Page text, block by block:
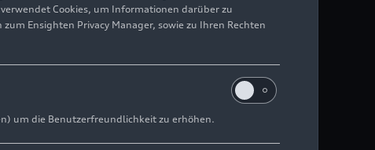
Cookies, um Informationen darüber zu
Ensighten Privacy Manager, sowie zu Ihren Rechten
um die Benutzerfreundlichkeit zu erhöhen.